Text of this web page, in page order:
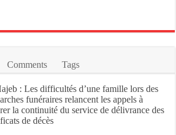
Comments Tags
: Les difficultés d’une famille lors des
funéraires relancent les appels à
la continuité du service de délivrance des
de décès